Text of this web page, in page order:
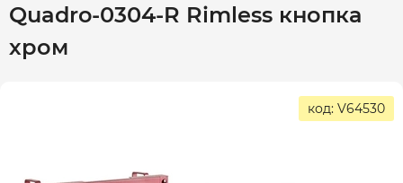
Quadro-0304-R Rimless кнопка
хром
код: V64530